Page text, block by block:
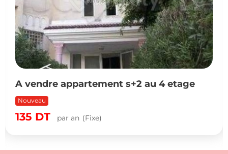
A vendre appartement s+2 au 4 etage
Nouveau
135 DT par an (Fixe)